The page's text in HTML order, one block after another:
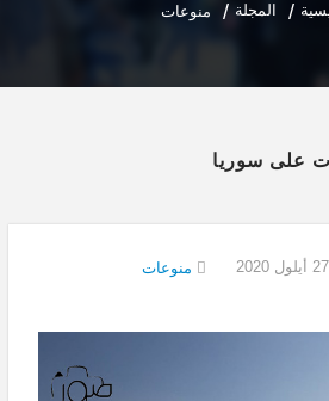
المجلة منوعات
على سوريا
منوعات